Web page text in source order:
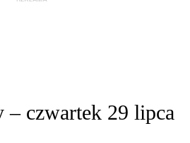
– czwartek 29 lipca